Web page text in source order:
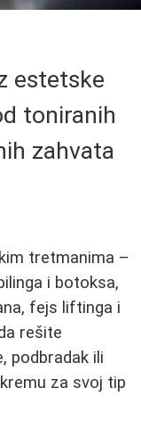
estetske
toniranih
zahvata
tretmanima –
i botoksa,
fejs liftinga i
rešite
podbradak ili
za svoj tip